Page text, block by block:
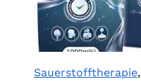
Sauerstofftherapie,